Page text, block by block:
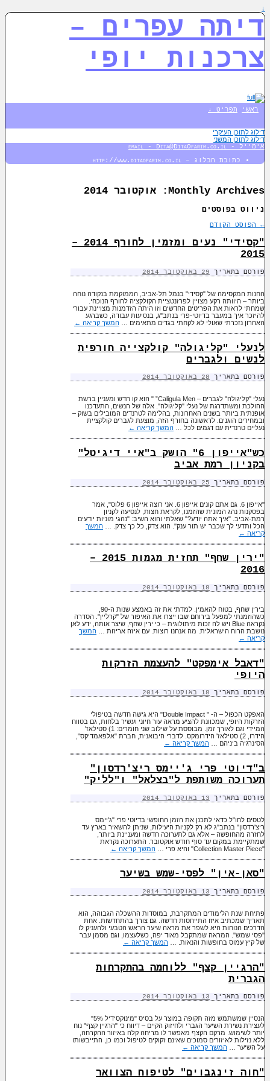
↓
דיתה עפרים –
צרכנות יופי
ראשי תפריט ↓
דילוג לתוכן העיקרי
דילוג לתוכן המשני
אימייל - email - Dita@DitaOfarim.co.il
כתובת הבלוג – http://www.ditaofarim.co.il
Monthly Archives: אוקטובר 2014
ניווט בפוסטים
← הפוסט הקודם
"קסידי" נעים ומזמין לחורף 2014 –
2015
פורסם בתאריך 29 באוקטובר 2014
החנות המקסימה של "קסידי" בנמל תל-אביב, הממוקמת בנקודה נוחה
ביותר – היוותה רקע מצויין לפרזנטציית הקולקציה לחורף הנוכחי.
שמחתי לראות את הפריטים החדשים וזו היתה הזדמנות מצויינת עבורי
להיזכר איך במעבר בדיוטי-פרי בנתב"ג, בנסיעות עבודה, כשברגע
האחרון נזכרתי שאולי לא לקחתי בגדים מתאימים … המשך קריאה ←
לנעלי "קליגולה" קולקצייה חורפית
לנשים ולגברים
פורסם בתאריך 28 באוקטובר 2014
נעלי "קליגולה" לגברים – Caligula Men” " הוא קו חדש ומעניין ברשת
ההולכת ומשתדרגת של נעלי "קליגולה". אלה של הנשים, התעדכנו
אופנתית ביותר בשנים האחרונות, בהלימה לטרנדים המובילים בשוק –
ובמחירים הוגנים. לראשונה בחורף הזה, מוצעת לגברים קולקציית
נעליים טרנדית עם דגמים לכל … המשך קריאה ←
כש"אייפון 6" הושק ב"איי דיגיטל"
בקניון רמת אביב
פורסם בתאריך 25 באוקטובר 2014
"אייפון 6. גם אתם קונים אייפון 6. אני רוצה אייפון 6 פלוס", אמר
בפסקנות נהג המונית שהזמנו, לקראת חצות, לנסיעה לקניון
רמת-אביב. "איך אתה יודע?" שאלתי והוא השיב: "נהגי מוניות יודעים
הכל ותדעי לך שכבר יש תור ענק". הוא צדק, כל כך צדק. … המשך
קריאה ←
"ירין שחף" תחזית מגמות 2015 –
2016
פורסם בתאריך 18 באוקטובר 2014
כשהוזמנתי למפעל בירוחם שבו ייצרו את האיפור של "קרליין". הסדרה
נקראה Blue ויש לה זכות מיתולוגית – כי ירין שחף, שיצר אותה, ידע לאן
נושבת הרוח הישראלית. מה אנחנו רוצות. עם איזה אריזות … המשך
קריאה ←
"דאבל אימפקט" להעצמת הזרקות
היופי
פורסם בתאריך 18 באוקטובר 2014
האפקט הכפול – ה- " Double Impact" היא גישה חדשה בטיפולי
הזרקות היופי, שמכוונת להציע מראה עור חיוני ועשיר בלחות, גם בטווח
המיידי וגם לאורך זמן. מבוססת על שילוב שני חומרים: 1) סטילאז'
הידרו, 2) סטילאז' הידרומקס. לדברי היבואנית, חברת "אלפאמדיקס",
הסינרגיה ביניהם … המשך קריאה ←
ב"דיוטי פרי ג'יימס ריצ'רדסון"
תערוכה משותפת ל"בצלאל" ו"לליק"
פורסם בתאריך 13 באוקטובר 2014
לטסים לחו"ל כדאי לתכנן את הזמן החופשי בדיוטי פרי "ג'יימס
ריצ'רדסון" בנתב"ג לא רק לקניות היעילות, שניתן להשאיר בארץ עד
לחזרה מהחופשה – אלא גם לתערוכה חדשה ומעניינת ביותר,
שמתקיימת במקום עד סוף חודש אוקטובר. התערוכה נקראת
"Collection Master Piece" והיא פרי …
המשך קריאה ←
"סאן-אין" לפסי-שמש בשיער
פורסם בתאריך 13 באוקטובר 2014
פתיחת שנת הלימודים המתקרבת, במוסדות ההשכלה הגבוהה, הוא
תאריך שמכתיב איזו התייחסות חדשה. גם צורך בהתחדשות. אחת
הדרכים הנוחות היא לשפר את מראה שיער הראש הטבעי ולהעניק לו
"פסי שמש". המראה שמתקבל מאוד יפה, כשלעצמו, וגם מסמן עבר
של קיץ עמוס בחופשות והנאות. … המשך קריאה ←
"הרגיין קצף" ללוחמה בהתקרחות
הגברית
פורסם בתאריך 13 באוקטובר 2014
הנסיין שמשתמש מזה תקופה במוצר על בסיס "מינוקסידיל 5%"
לעצירת נשירת השיער הגברי ולחיזוק הקיים – דיווח כי "הרגיין קצף" נוח
יותר לשימוש. מרקם הקצף מאפשר לו מריחה קלה באיזור ההקרחה,
ללא נזילות לאיזורים סמוכים שאינם זקוקים לטיפול וכמו כן, התייבשותו
על השיער … המשך קריאה ←
"חוה זינגבוים" לטיפוח הצוואר